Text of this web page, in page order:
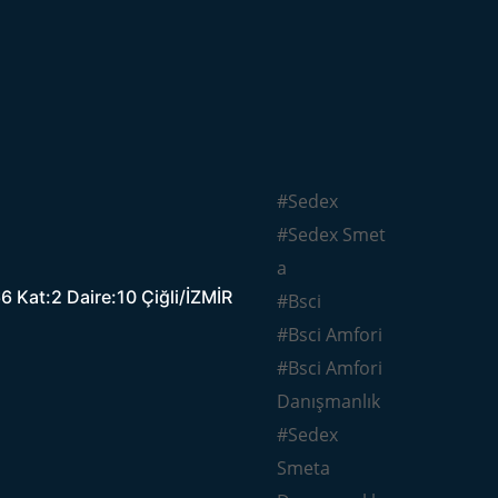
Kat:2 Daire:10 Çiğli/İZMİR
#Sedex
#Sedex Smet
a
#Bsci
#Bsci Amfori
#Bsci Amfori
Danışmanlık
#Sedex
Smeta